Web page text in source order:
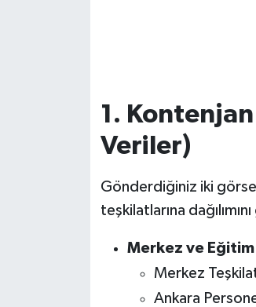
1. Kontenjan
Veriler)
Gönderdiğiniz iki
teşkilatlarına
Merkez ve
Merkez
Ankara